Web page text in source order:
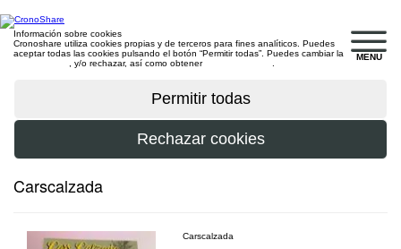
MENU
Información sobre cookies
Cronoshare utiliza cookies propias y de terceros para fines analíticos. Puedes
aceptar todas las cookies pulsando el botón “Permitir todas”. Puedes cambiar la
, y/o rechazar, así como obtener
Carscalzada
Carscalzada